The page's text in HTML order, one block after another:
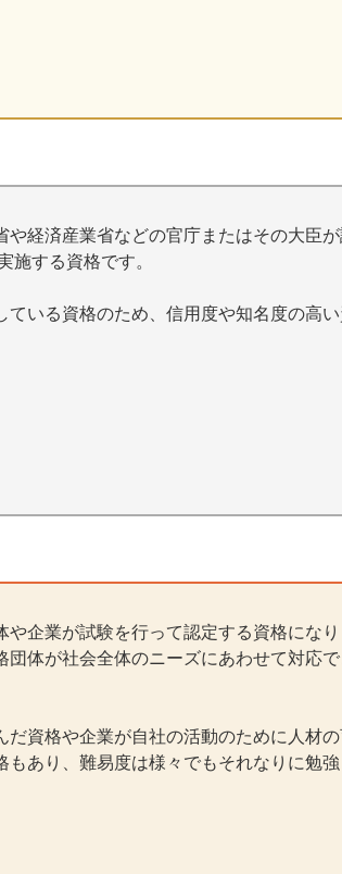
経済産業省などの官庁またはその大臣
する資格です。
いる資格のため、信用度や知名度の高
企業が試験を行って認定する資格になり
体が社会全体のニーズにあわせて対応
資格や企業が自社の活動のために人材
あり、難易度は様々でもそれなりに勉強